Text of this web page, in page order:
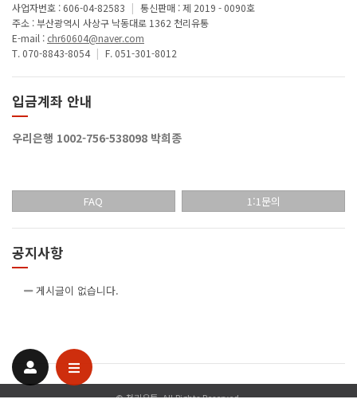
사업자번호 : 606-04-82583 | 통신판매 : 제 2019 - 0090호
주소 : 부산광역시 사상구 낙동대로 1362 천리유통
E-mail : chr60604@naver.com
T. 070-8843-8054 | F. 051-301-8012
입금계좌 안내
우리은행 1002-756-538098 박희종
FAQ 1:1문의
공지사항
게시글이 없습니다.
© 천리유통. All Rights Reserved.